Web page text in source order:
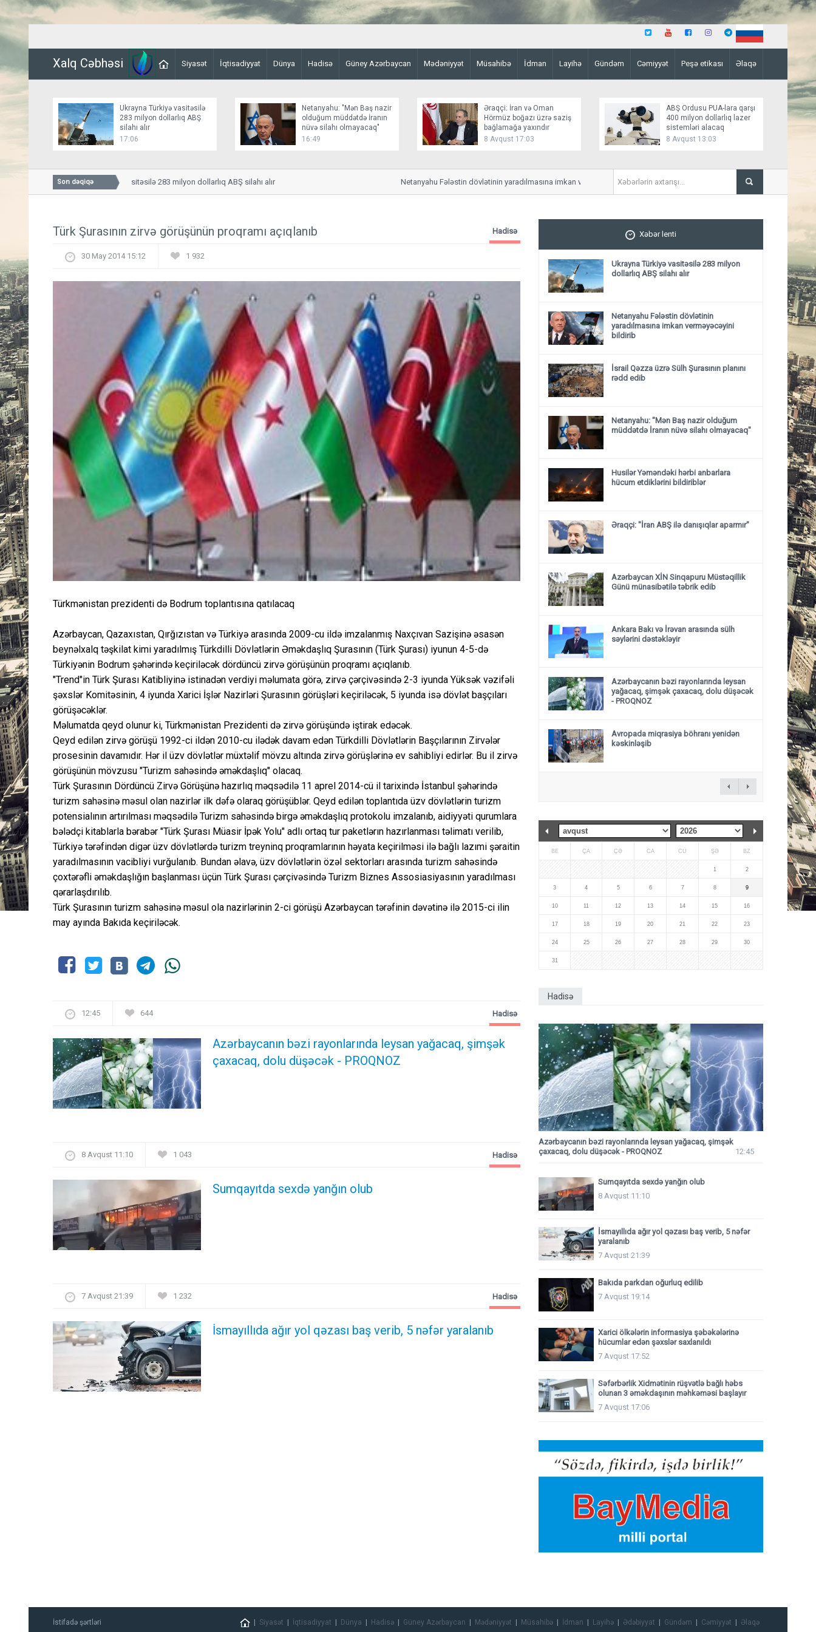
Xalq Cəbhəsi Siyasət İqtisadiyyat Dünya Hadisə Güney Azərbaycan Mədəniyyət Müsahibə İdman Layihə Gündəm Cəmiyyət Peşə etikası Əlaqə
Ukrayna Türkiyə vasitəsilə
283 milyon dollarlıq ABŞ
silahı alır
17:06
Netanyahu: "Mən Baş nazir
olduğum müddətdə İranın
nüvə silahı olmayacaq"
16:49
Əraqçi: İran və Oman
Hörmüz boğazı üzrə saziş
bağlamağa yaxındır
8 Avqust 17:03
ABŞ Ordusu PUA-lara qarşı
400 milyon dollarlıq lazer
sistemləri alacaq
8 Avqust 13:03
Son dəqiqə
Ukrayna Türkiyə vasitəsilə 283 milyon dollarlıq ABŞ silahı alır Netanyahu Fələstin dövlətinin yaradılmasına imkan verməyəcəyini bildirib İsrail Qəzza üzrə Sülh
Türk Şurasının zirvə görüşünün proqramı açıqlanıb Hadisə
30 May 2014 15:12 1 932
Türkmənistan prezidenti də Bodrum toplantısına qatılacaq
Azərbaycan, Qazaxıstan, Qırğızıstan və Türkiyə arasında 2009-cu ildə imzalanmış Naxçıvan Sazişinə əsasən
beynəlxalq təşkilat kimi yaradılmış Türkdilli Dövlətlərin Əməkdaşlıq Şurasının (Türk Şurası) iyunun 4-5-də
Türkiyənin Bodrum şəhərində keçiriləcək dördüncü zirvə görüşünün proqramı açıqlanıb.
"Trend"in Türk Şurası Katibliyinə istinadən verdiyi məlumata görə, zirvə çərçivəsində 2-3 iyunda Yüksək vəzifəli
şəxslər Komitəsinin, 4 iyunda Xarici İşlər Nazirləri Şurasının görüşləri keçiriləcək, 5 iyunda isə dövlət başçıları
görüşəcəklər.
Məlumatda qeyd olunur ki, Türkmənistan Prezidenti də zirvə görüşündə iştirak edəcək.
Qeyd edilən zirvə görüşü 1992-ci ildən 2010-cu ilədək davam edən Türkdilli Dövlətlərin Başçılarının Zirvələr
prosesinin davamıdır. Hər il üzv dövlətlər müxtəlif mövzu altında zirvə görüşlərinə ev sahibliyi edirlər. Bu il zirvə
görüşünün mövzusu "Turizm sahəsində əməkdaşlıq" olacaq.
Türk Şurasının Dördüncü Zirvə Görüşünə hazırlıq məqsədilə 11 aprel 2014-cü il tarixində İstanbul şəhərində
turizm sahəsinə məsul olan nazirlər ilk dəfə olaraq görüşüblər. Qeyd edilən toplantıda üzv dövlətlərin turizm
potensialının artırılması məqsədilə Turizm sahəsində birgə əməkdaşlıq protokolu imzalanıb, aidiyyəti qurumlara
bələdçi kitablarla bərabər "Türk Şurası Müasir İpək Yolu" adlı ortaq tur paketlərın hazırlanması təlimatı verilib,
Türkiyə tərəfindən digər üzv dövlətlərdə turizm treyninq proqramlarının həyata keçirilməsi ilə bağlı lazımi şəraitin
yaradılmasının vacibliyi vurğulanıb. Bundan əlavə, üzv dövlətlərin özəl sektorları arasında turizm sahəsində
çoxtərəfli əməkdaşlığın başlanması üçün Türk Şurası çərçivəsində Turizm Biznes Assosiasiyasının yaradılması
qərarlaşdırılıb.
Türk Şurasının turizm sahəsinə məsul ola nazirlərinin 2-ci görüşü Azərbaycan tərəfinin dəvətinə ilə 2015-ci ilin
may ayında Bakıda keçiriləcək.
12:45 644
Azərbaycanın bəzi rayonlarında leysan yağacaq, şimşək
çaxacaq, dolu düşəcək - PROQNOZ
Hadisə
8 Avqust 11:10 1 043
Sumqayıtda sexdə yanğın olub
Hadisə
7 Avqust 21:39 1 232
İsmayıllıda ağır yol qəzası baş verib, 5 nəfər yaralanıb
Hadisə
Xəbər lenti
Ukrayna Türkiyə vasitəsilə 283 milyon
dollarlıq ABŞ silahı alır
Netanyahu Fələstin dövlətinin
yaradılmasına imkan verməyəcəyini
bildirib
İsrail Qəzza üzrə Sülh Şurasının planını
rədd edib
Netanyahu: "Mən Baş nazir olduğum
müddətdə İranın nüvə silahı olmayacaq"
Husilər Yəməndəki hərbi anbarlara
hücum etdiklərini bildiriblər
Əraqçi: "İran ABŞ ilə danışıqlar aparmır"
Azərbaycan XİN Sinqapuru Müstəqillik
Günü münasibətilə təbrik edib
Ankara Bakı və İrəvan arasında sülh
səylərini dəstəkləyir
Azərbaycanın bəzi rayonlarında leysan
yağacaq, şimşək çaxacaq, dolu düşəcək
- PROQNOZ
Avropada miqrasiya böhranı yenidən
kəskinləşib
BE ÇA ÇƏ CA CÜ ŞƏ BZ
1 2
3 4 5 6 7 8 9
10 11 12 13 14 15 16
17 18 19 20 21 22 23
24 25 26 27 28 29 30
31
Hadisə
Azərbaycanın bəzi rayonlarında leysan yağacaq, şimşək
çaxacaq, dolu düşəcək - PROQNOZ
12:45
Sumqayıtda sexdə yanğın olub
8 Avqust 11:10
İsmayıllıda ağır yol qəzası baş verib, 5 nəfər
yaralanıb
7 Avqust 21:39
Bakıda parkdan oğurluq edilib
7 Avqust 19:14
Xarici ölkələrin informasiya şəbəkələrinə
hücumlar edən şəxslər saxlanıldı
7 Avqust 17:52
Səfərbərlik Xidmətinin rüşvətlə bağlı həbs
olunan 3 əməkdaşının məhkəməsi başlayır
7 Avqust 17:06
Siyasət İqtisadiyyat Dünya Hadisə Güney Azərbaycan Mədəniyyət Müsahibə İdman Layihə Ədəbiyyat Gündəm Cəmiyyət Əlaqə
İstifadə şərtləri